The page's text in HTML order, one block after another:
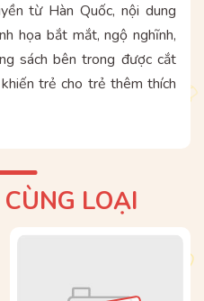
từ Hàn Quốc, nội dung
họa bắt mắt, ngộ nghĩnh,
sách bên trong được cắt
trẻ cho trẻ thêm thích
LOẠI